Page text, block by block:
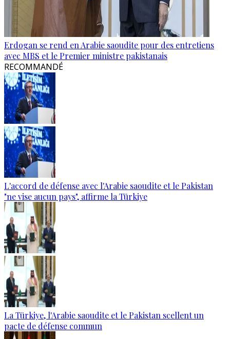
Erdogan se rend en Arabie saoudite pour des entretiens
avec MBS et le Premier ministre pakistanais
RECOMMANDÉ
L'accord de défense avec l'Arabie saoudite et le Pakistan
"ne vise aucun pays", affirme la Türkiye
La Türkiye, l'Arabie saoudite et le Pakistan scellent un
pacte de défense commun